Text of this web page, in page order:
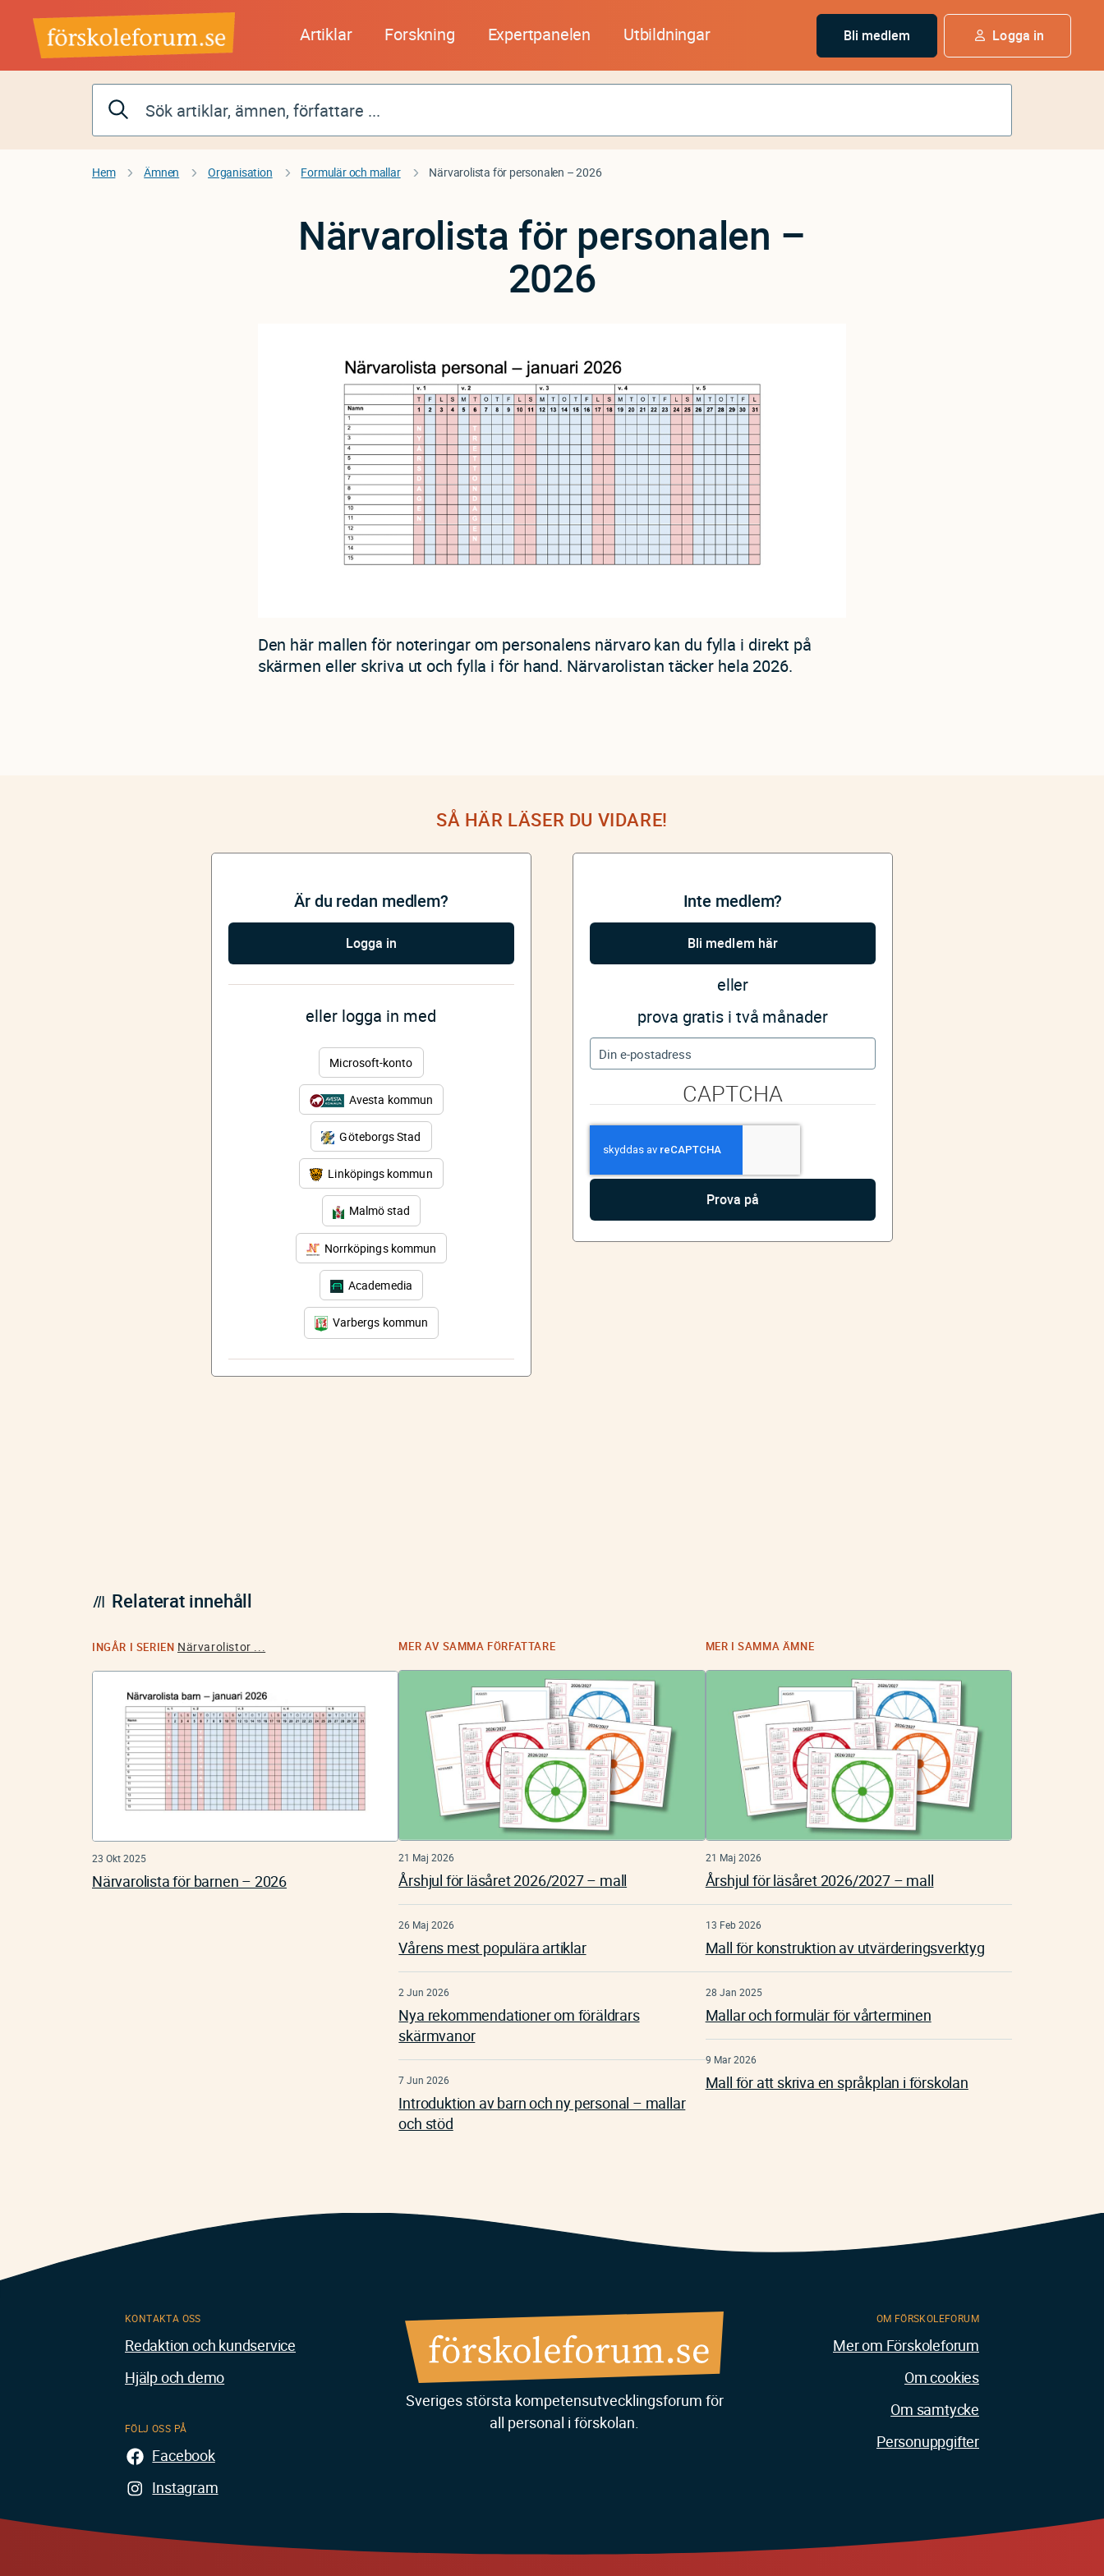
huvudinnehåll
Artiklar Forskning Expertpanelen Utbildningar Bli medlem Logga in
Hem Ämnen Organisation Formulär och mallar Närvarolista för personalen – 2026
Närvarolista för personalen –
2026
Den här mallen för noteringar om personalens närvaro kan du fylla i direkt på
skärmen eller skriva ut och fylla i för hand. Närvarolistan täcker hela 2026.
SÅ HÄR LÄSER DU VIDARE!
Är du redan medlem?
Logga in
eller logga in med
Microsoft-konto
Avesta kommun
Göteborgs Stad
Linköpings kommun
Malmö stad
Norrköpings kommun
Academedia
Varbergs kommun
Inte medlem?
Bli medlem här
eller
prova gratis i två månader
CAPTCHA
Relaterat innehåll
INGÅR I SERIEN Närvarolistor ...
23 Okt 2025
Närvarolista för barnen – 2026
MER AV SAMMA FÖRFATTARE
21 Maj 2026
Årshjul för läsåret 2026/2027 – mall
26 Maj 2026
Vårens mest populära artiklar
2 Jun 2026
Nya rekommendationer om föräldrars
skärmvanor
7 Jun 2026
Introduktion av barn och ny personal – mallar
och stöd
MER I SAMMA ÄMNE
21 Maj 2026
Årshjul för läsåret 2026/2027 – mall
13 Feb 2026
Mall för konstruktion av utvärderingsverktyg
28 Jan 2025
Mallar och formulär för vårterminen
9 Mar 2026
Mall för att skriva en språkplan i förskolan
Sveriges största kompetensutvecklingsforum för
all personal i förskolan.
KONTAKTA OSS
Redaktion och kundservice
Hjälp och demo
FÖLJ OSS PÅ
Facebook
Instagram
OM FÖRSKOLEFORUM
Mer om Förskoleforum
Om cookies
Om samtycke
Personuppgifter